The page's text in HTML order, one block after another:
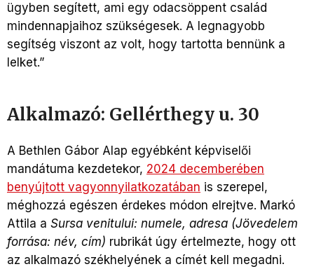
ügyben segített, ami egy odacsöppent család
mindennapjaihoz szükségesek. A legnagyobb
segítség viszont az volt, hogy tartotta bennünk a
lelket.”
Alkalmazó: Gellérthegy u. 30
A Bethlen Gábor Alap egyébként képviselői
mandátuma kezdetekor, 2024 decemberében
benyújtott vagyonnyilatkozatában is szerepel,
méghozzá egészen érdekes módon elrejtve. Markó
Attila a Sursa venitului: numele, adresa (Jövedelem
forrása: név, cím) rubrikát úgy értelmezte, hogy ott
az alkalmazó székhelyének a címét kell megadni.